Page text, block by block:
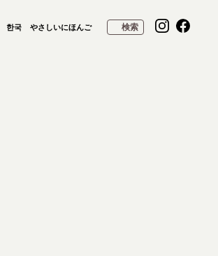
한국 やさしいにほんご 検索